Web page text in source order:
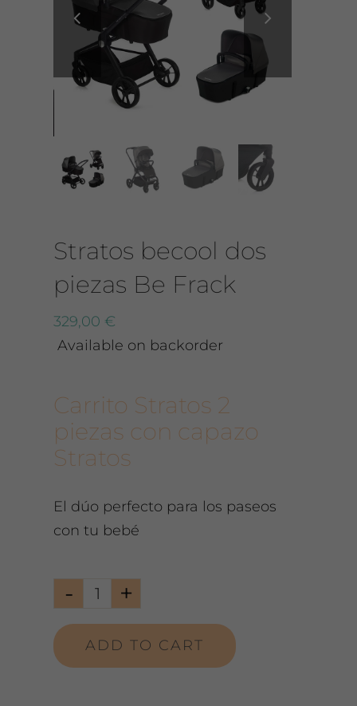
CONTACTO
 
Stratos becool dos
piezas Be Frack
329,00 €
Available on backorder
Carrito Stratos 2
piezas con capazo
Stratos
El dúo perfecto para los paseos
con tu bebé
Stratos
becool
dos
ADD TO CART